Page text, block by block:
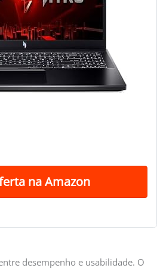
na Amazon
desempenho e usabilidade. O